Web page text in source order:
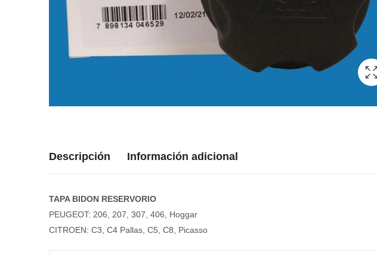
Descripción Información adicional
TAPA BIDON RESERVORIO
PEUGEOT: 206, 207, 307, 406, Hoggar
CITROEN: C3, C4 Pallas, C5, C8, Picasso